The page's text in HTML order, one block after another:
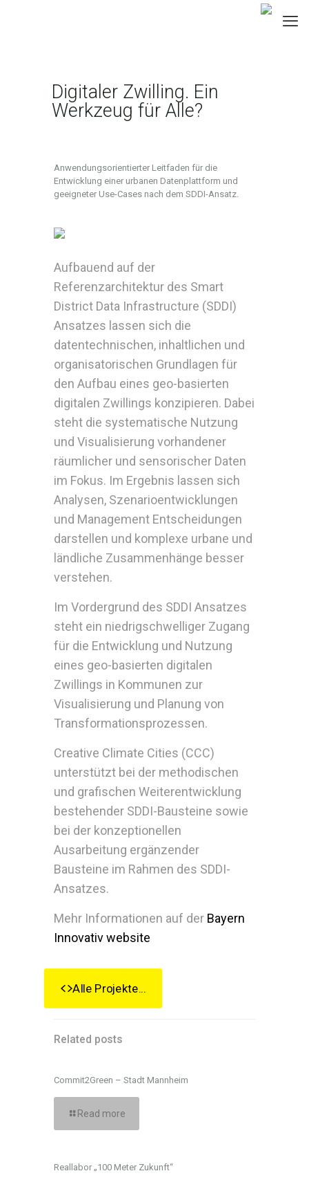
Digitaler Zwilling. Ein
Werkzeug für Alle?
Anwendungsorientierter Leitfaden für die
Entwicklung einer urbanen Datenplattform und
geeigneter Use-Cases nach dem SDDI-Ansatz.
Aufbauend auf der
Referenzarchitektur des Smart
District Data Infrastructure (SDDI)
Ansatzes lassen sich die
datentechnischen, inhaltlichen und
organisatorischen Grundlagen für
den Aufbau eines geo-basierten
digitalen Zwillings konzipieren. Dabei
steht die systematische Nutzung
und Visualisierung vorhandener
räumlicher und sensorischer Daten
im Fokus. Im Ergebnis lassen sich
Analysen, Szenarioentwicklungen
und Management Entscheidungen
darstellen und komplexe urbane und
ländliche Zusammenhänge besser
verstehen.
Im Vordergrund des SDDI Ansatzes
steht ein niedrigschwelliger Zugang
für die Entwicklung und Nutzung
eines geo-basierten digitalen
Zwillings in Kommunen zur
Visualisierung und Planung von
Transformationsprozessen.
Creative Climate Cities (CCC)
unterstützt bei der methodischen
und grafischen Weiterentwicklung
bestehender SDDI-Bausteine sowie
bei der konzeptionellen
Ausarbeitung ergänzender
Bausteine im Rahmen des SDDI-
Ansatzes.
Mehr Informationen auf der Bayern
Innovativ website
Alle Projekte...
Related posts
Commit2Green – Stadt Mannheim
Read more
Reallabor „100 Meter Zukunft“